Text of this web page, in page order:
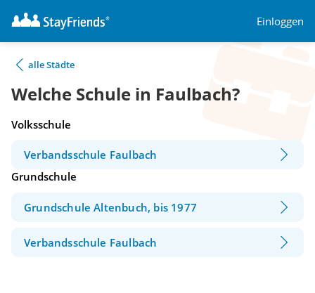
Einloggen
alle Städte
Welche Schule in Faulbach?
Volksschule
Verbandsschule Faulbach
Grundschule
Grundschule Altenbuch, bis 1977
Verbandsschule Faulbach